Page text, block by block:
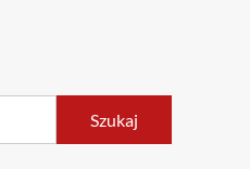
Szukaj